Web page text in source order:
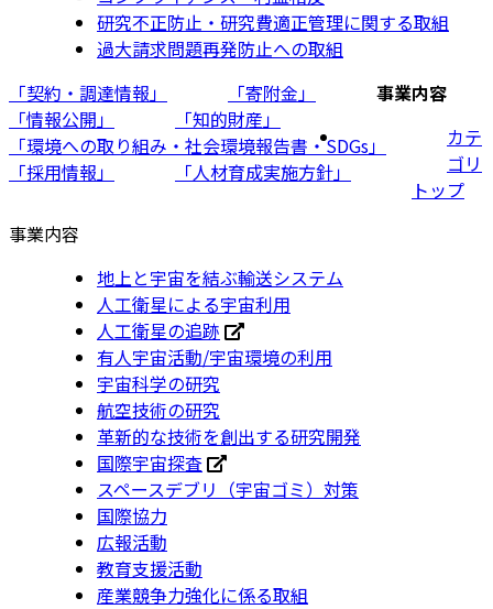
研究不正防止・研究費適正管理に関する取組
過大請求問題再発防止への取組
「契約・調達情報」
「寄附金」
「情報公開」
「知的財産」
「環境への取り組み・社会環境報告書・SDGs」
「採用情報」
「人材育成実施方針」
事業内容
カテ
ゴリ
トップ
事業内容
地上と宇宙を結ぶ輸送システム
人工衛星による宇宙利用
人工衛星の追跡
有人宇宙活動/宇宙環境の利用
宇宙科学の研究
航空技術の研究
革新的な技術を創出する研究開発
国際宇宙探査
スペースデブリ（宇宙ゴミ）対策
国際協力
広報活動
教育支援活動
産業競争力強化に係る取組